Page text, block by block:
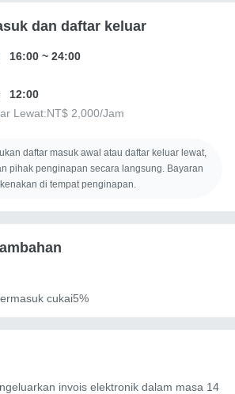
dan daftar keluar
16:00 ~ 24:00
12:00
Lewat:NT$ 2,000/Jam
daftar masuk awal atau daftar keluar lewat,
pihak penginapan secara langsung. Bayaran
di tempat penginapan.
cukai5%
invois elektronik dalam masa 14